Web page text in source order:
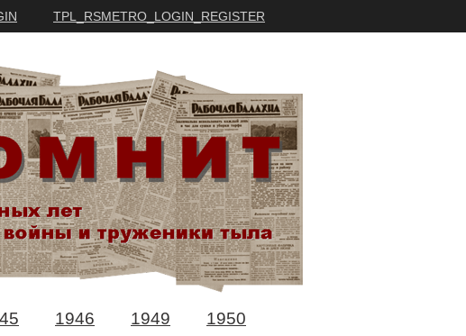
TPL_RSMETRO_LOGIN_REGISTER
1946 1949
1950